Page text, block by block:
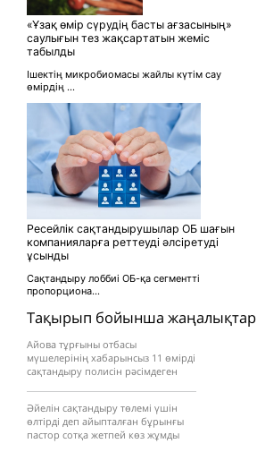
Тақырып бойынша жаңалықтар
Айова тұрғыны отбасы
мүшелерінің хабарынсыз 11 өмірді
сақтандыру полисін рәсімдеген
Әйелін сақтандыру төлемі үшін
өлтірді деп айыпталған бұрынғы
пастор сотқа жетпей көз жұмды
«Ұзақ өмір сүрудің басты ағзасының»
саулығын тез жақсартатын жеміс
табылды
Ішектің микробиомасы жайлы күтім сау
өмірдің ...
Ресейлік сақтандырушылар ОБ шағын
компанияларға реттеуді әлсіретуді
ұсынды
Сақтандыру лоббиі ОБ-қа сегментті
пропорциона...